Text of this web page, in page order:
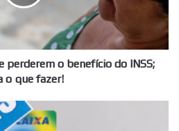
perderem o benefício do INSS;
o que fazer!